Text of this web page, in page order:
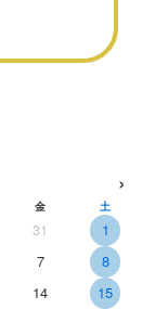
›
金 土
31
1
7
8
14
15